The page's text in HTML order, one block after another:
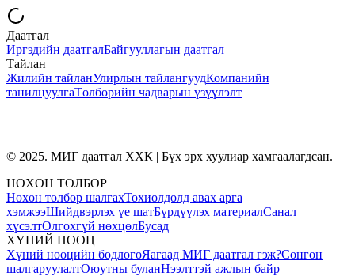
Даатгал
Иргэдийн даатгалБайгууллагын даатгал
Тайлан
Жилийн тайланУлирлын тайлангуудКомпанийн
танилцуулгаТөлбөрийн чадварын үзүүлэлт
© 2025. МИГ даатгал ХХК | Бүх эрх хуулиар хамгаалагдсан.
НӨХӨН ТӨЛБӨР
Нөхөн төлбөр шалгахТохиолдолд авах арга
хэмжээШийдвэрлэх үе шатБүрдүүлэх материалСанал
хүсэлтОлгохгүй нөхцөлБусад
ХҮНИЙ НӨӨЦ
Хүний нөөцийн бодлогоЯагаад МИГ даатгал гэж?Сонгон
шалгаруулалтОюутны буланНээлттэй ажлын байр